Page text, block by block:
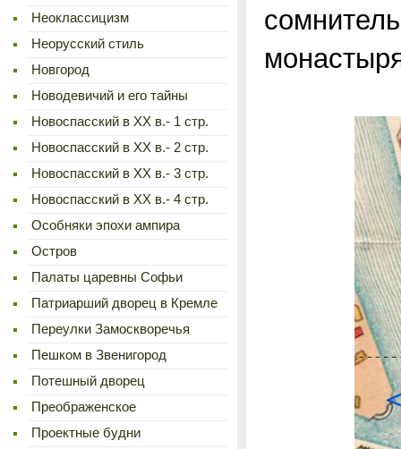
Неоклассицизм
Неорусский стиль
Новгород
Новодевичий и его тайны
Новоспасский в XX в.- 1 стр.
Новоспасский в XX в.- 2 стр.
Новоспасский в XX в.- 3 стр.
Новоспасский в XX в.- 4 стр.
Особняки эпохи ампира
Остров
Палаты царевны Софьи
Патриарший дворец в Кремле
Переулки Замоскворечья
Пешком в Звенигород
Потешный дворец
Преображенское
Проектные будни